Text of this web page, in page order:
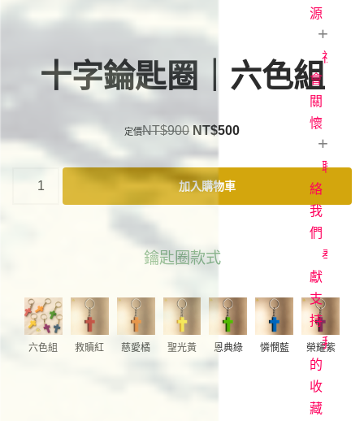
見
問
題
場
聲
明
會
時
間
生
命
故
事
項
事
工
源
日
讀
經
者
專
欄
影
《1946》
台
灣
首
映
上
社
會
關
懷
愛
滋
關
懷
聯
絡
我
們
奉
獻
支
持
我
的
收
藏
十字錀匙圈｜六色組
NT$900 NT$500
加入購物車
鑰匙圈款式
六色組 救贖紅 慈愛橘 聖光黃 恩典綠 憐憫藍 榮耀紫